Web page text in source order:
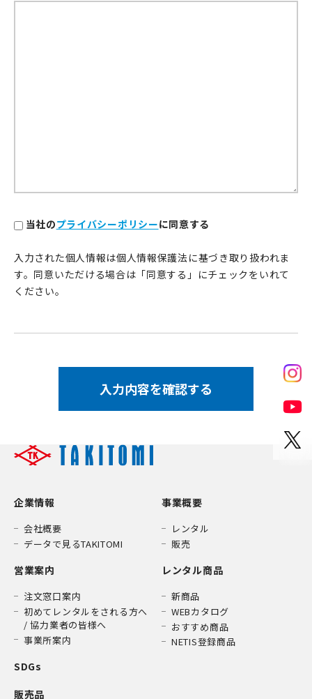
当社のプライバシーポリシーに同意する
入力された個人情報は個人情報保護法に基づき取り扱われま
す。同意いただける場合は「同意する」にチェックをいれて
ください。
企業情報
会社概要
データで見るTAKITOMI
事業概要
レンタル
販売
営業案内
注文窓口案内
初めてレンタルをされる方へ
/ 協力業者の皆様へ
事業所案内
SDGs
販売品
レンタル商品
新商品
WEBカタログ
おすすめ商品
NETIS登録商品